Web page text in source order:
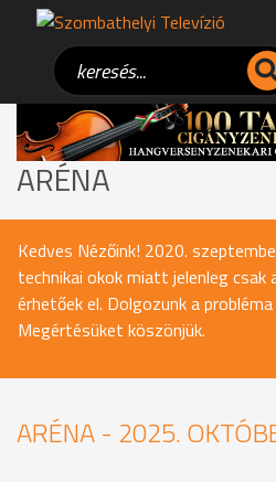
ARÉNA
Kedves Nézőink! 2020.
technikai okok miatt jelenleg csak
érhetőek el. Dolgozunk a
Megértésüket köszönjük.
ARÉNA - 2025.